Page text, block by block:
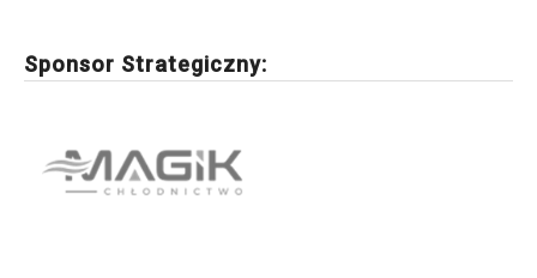
Sponsor Strategiczny: